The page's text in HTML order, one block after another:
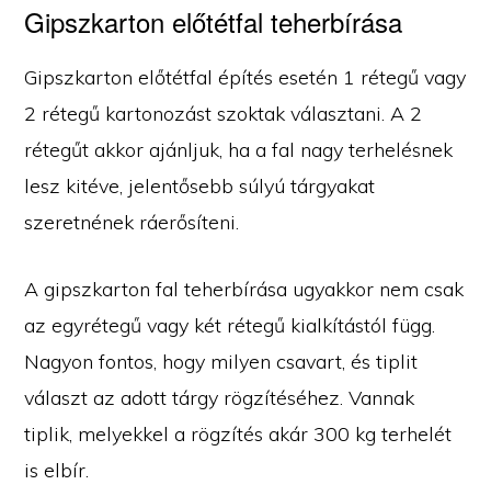
Gipszkarton előtétfal teherbírása
Gipszkarton előtétfal építés esetén 1 rétegű vagy
2 rétegű kartonozást szoktak választani. A 2
rétegűt akkor ajánljuk, ha a fal nagy terhelésnek
lesz kitéve, jelentősebb súlyú tárgyakat
szeretnének ráerősíteni.
A gipszkarton fal teherbírása ugyakkor nem csak
az egyrétegű vagy két rétegű kialkítástól függ.
Nagyon fontos, hogy milyen csavart, és tiplit
választ az adott tárgy rögzítéséhez. Vannak
tiplik, melyekkel a rögzítés akár 300 kg terhelét
is elbír.